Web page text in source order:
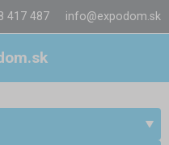
417 487 info@expodom.sk